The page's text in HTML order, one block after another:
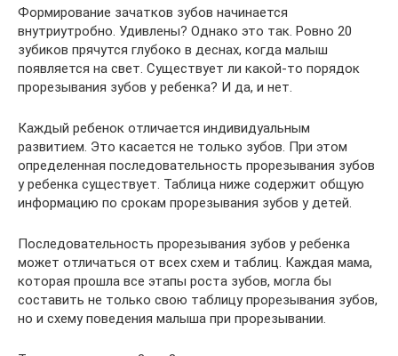
Формирование зачатков зубов начинается
внутриутробно. Удивлены? Однако это так. Ровно 20
зубиков прячутся глубоко в деснах, когда малыш
появляется на свет. Существует ли какой-то порядок
прорезывания зубов у ребенка? И да, и нет.
Каждый ребенок отличается индивидуальным
развитием. Это касается не только зубов. При этом
определенная последовательность прорезывания зубов
у ребенка существует. Таблица ниже содержит общую
информацию по срокам прорезывания зубов у детей.
Последовательность прорезывания зубов у ребенка
может отличаться от всех схем и таблиц. Каждая мама,
которая прошла все этапы роста зубов, могла бы
составить не только свою таблицу прорезывания зубов,
но и схему поведения малыша при прорезывании.